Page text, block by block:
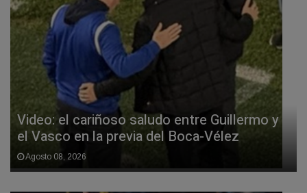
Video: el cariñoso saludo entre Guillermo y
el Vasco en la previa del Boca-Vélez
Agosto 08, 2026